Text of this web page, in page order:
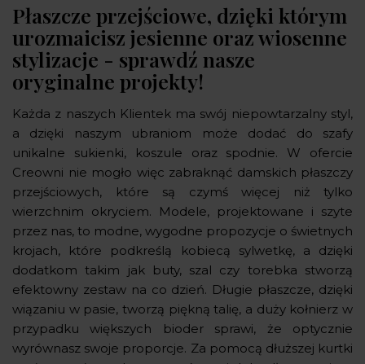
Płaszcze przejściowe, dzięki którym
urozmaicisz jesienne oraz wiosenne
stylizacje - sprawdź nasze
oryginalne projekty!
Każda z naszych Klientek ma swój niepowtarzalny styl,
a dzięki naszym ubraniom może dodać do szafy
unikalne sukienki, koszule oraz spodnie. W ofercie
Creowni nie mogło więc zabraknąć damskich płaszczy
przejściowych, które są czymś więcej niż tylko
wierzchnim okryciem. Modele, projektowane i szyte
przez nas, to modne, wygodne propozycje o świetnych
krojach, które podkreślą kobiecą sylwetkę, a dzięki
dodatkom takim jak buty, szal czy torebka stworzą
efektowny zestaw na co dzień. Długie płaszcze, dzięki
wiązaniu w pasie, tworzą piękną talię, a duży kołnierz w
przypadku większych bioder sprawi, że optycznie
wyrównasz swoje proporcje. Za pomocą dłuższej kurtki